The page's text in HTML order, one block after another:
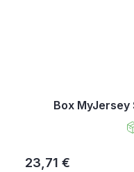
Box MyJersey
23,71 €